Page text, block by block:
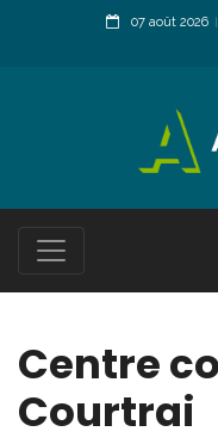
07 août 2026
Centre
Courtrai